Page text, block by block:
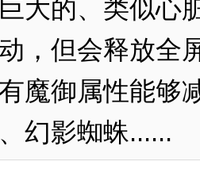
大的、类似心
，但会释放全
魔御属性能够
幻影蜘蛛......